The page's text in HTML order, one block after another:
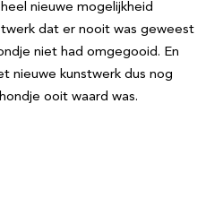
nieuwe mogelijkheid
dat er nooit was geweest
niet had omgegooid. En
nieuwe kunstwerk dus nog
ooit waard was.